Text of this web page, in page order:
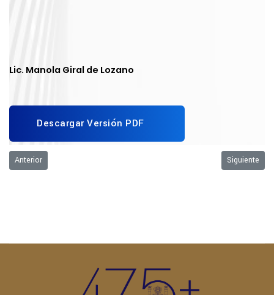
Lic. Manola Giral de Lozano
Descargar Versión PDF
Artículo anterior: Valor de la UMA 2026 para el pago de cuotas
Anterior Artículo
Siguiente